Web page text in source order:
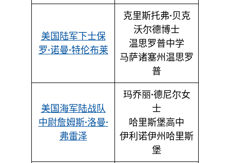
美国陆军下士保
罗·诺曼·特伦布莱
克里斯托弗·贝克
沃尔德博士
温思罗普中学
马萨诸塞州温思罗
普
美国海军陆战队
中尉詹姆斯·洛曼·
弗雷泽
玛乔丽·德尼尔女
士
哈里斯堡高中
伊利诺伊州哈里斯
堡